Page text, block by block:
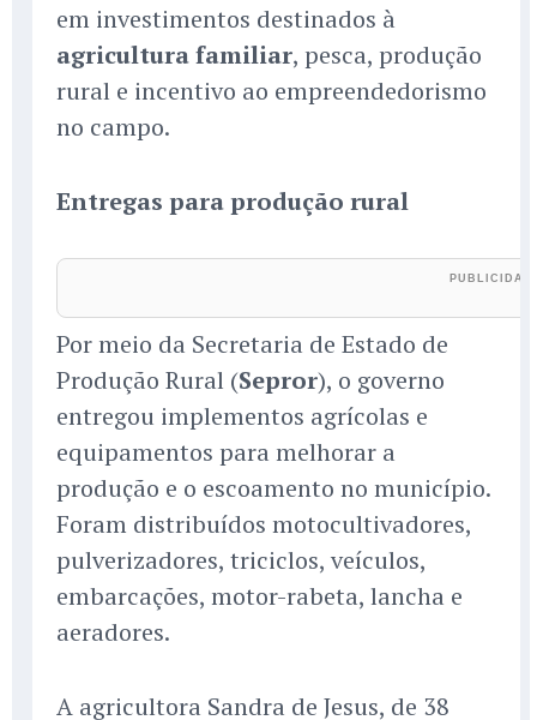
em investimentos destinados à
agricultura familiar, pesca, produção
rural e incentivo ao empreendedorismo
no campo.
Entregas para produção rural
Por meio da Secretaria de Estado de
Produção Rural (Sepror), o governo
entregou implementos agrícolas e
equipamentos para melhorar a
produção e o escoamento no município.
Foram distribuídos motocultivadores,
pulverizadores, triciclos, veículos,
embarcações, motor-rabeta, lancha e
aeradores.
A agricultora Sandra de Jesus, de 38